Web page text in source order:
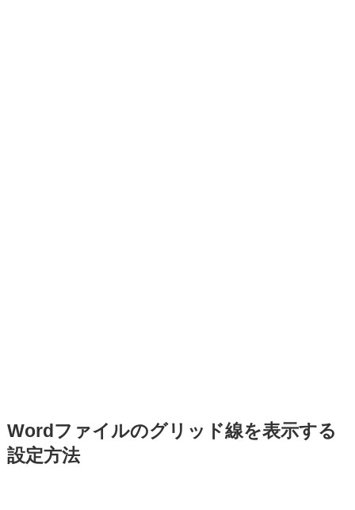
Wordファイルのグリッド線を表示する
設定方法